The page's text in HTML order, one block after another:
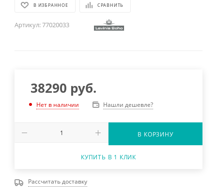
В ИЗБРАННОЕ СРАВНИТЬ
Артикул:77020033
38290 руб.
Нет в наличии Нашли дешевле?
В КОРЗИНУ
КУПИТЬ В 1 КЛИК
Рассчитать доставку